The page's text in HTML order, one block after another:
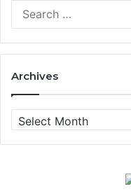
Добитник е на бројни
награди.
Archives
Archives